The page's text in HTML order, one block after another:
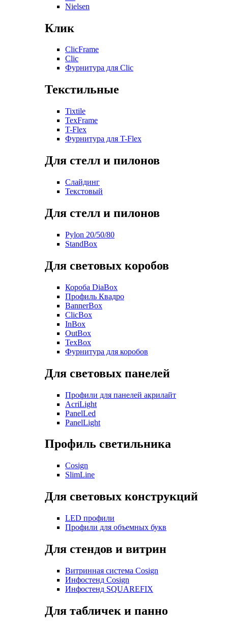
Nielsen
Клик
ClicFrame
Clic
Фурнитура для Clic
Текстильные
Tixtile
TexFrame
T-Flex
Фурнитура для T-Flex
Для стелл и пилонов
Слайдинг
Текстовый
Для стелл и пилонов
Pylon 20/50/80
StandBox
Для световых коробов
Короба DiaBox
Профиль Квадро
BannerBox
ClicBox
InBox
OutBox
TexBox
Фурнитура для коробов
Для световых панелей
Профили для панелей акрилайт
AcriLight
PanelLed
PanelLight
Профиль светильника
Cosign
SlimLine
Для световых конструкций
LED профили
Профили для объемных букв
Для стендов и витрин
Витринная система Cosign
Инфостенд Cosign
Инфостенд SQUAREFIX
Для табличек и панно